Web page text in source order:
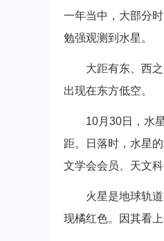
一年当中，大部分
勉强观测到水星。
大距有东、西之
出现在东方低空。
10月30日，水星
距。日落时，水星
文学会会员、天文科
火星是地球轨道
现橘红色。因其看